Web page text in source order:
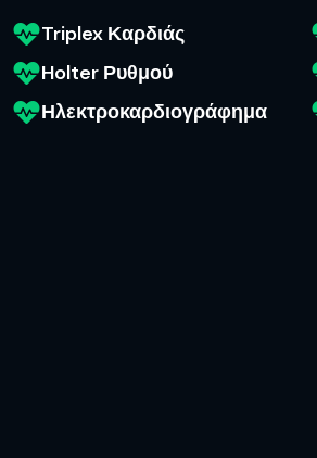
Triplex Καρδιάς
Holter Ρυθμού
Ηλεκτροκαρδιογράφημα